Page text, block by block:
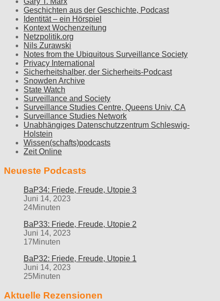
Geschichten aus der Geschichte, Podcast
Identität – ein Hörspiel
Kontext Wochenzeitung
Netzpolitik.org
Nils Zurawski
Notes from the Ubiquitous Surveillance Society
Privacy International
Sicherheitshalber, der Sicherheits-Podcast
Snowden Archive
State Watch
Surveillance and Society
Surveillance Studies Centre, Queens Univ, CA
Surveillance Studies Network
Unabhängiges Datenschutzzentrum Schleswig-
Holstein
Wissen(schafts)podcasts
Zeit Online
Neueste Podcasts
BaP34: Friede, Freude, Utopie 3
Juni 14, 2023
24Minuten
BaP33: Friede, Freude, Utopie 2
Juni 14, 2023
17Minuten
BaP32: Friede, Freude, Utopie 1
Juni 14, 2023
25Minuten
Aktuelle Rezensionen